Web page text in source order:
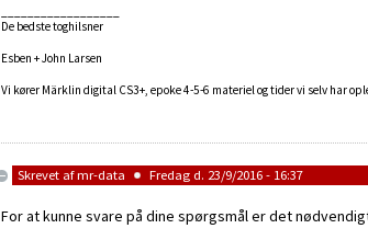
De bedste toghilsner
Esben + John Larsen
Vi kører Märklin digital CS3+, epoke 4-5-6 materiel og tider vi selv har
Skrevet afmr-data Fredag d. 23/9/2016 - 16:37
For at kunne svare på dine spørgsmål er det